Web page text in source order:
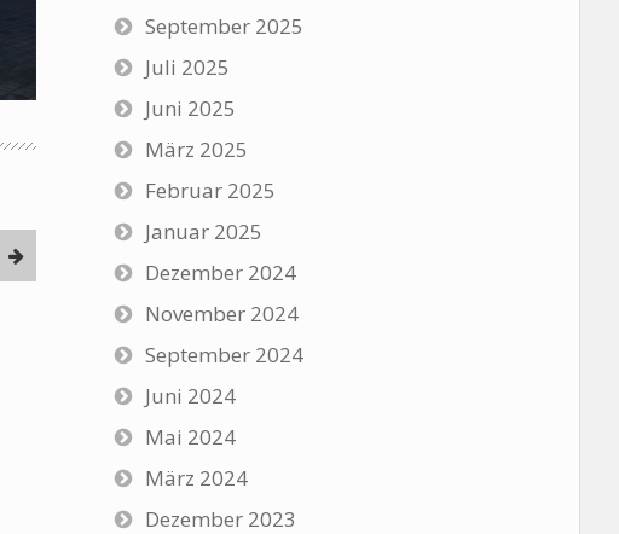
September 2025
Juli 2025
Juni 2025
März 2025
Februar 2025
Januar 2025
Dezember 2024
November 2024
September 2024
Juni 2024
Mai 2024
März 2024
Dezember 2023